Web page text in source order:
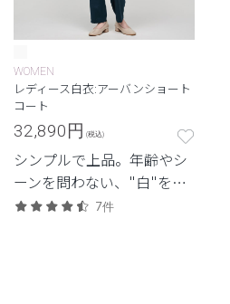
WOMEN
レディース白衣:アーバンショート
コート
32,890円 (税込)
シンプルで上品。年齢やシ
ーンを問わない、"白"を追
求したクラシコの定番モデ
7件